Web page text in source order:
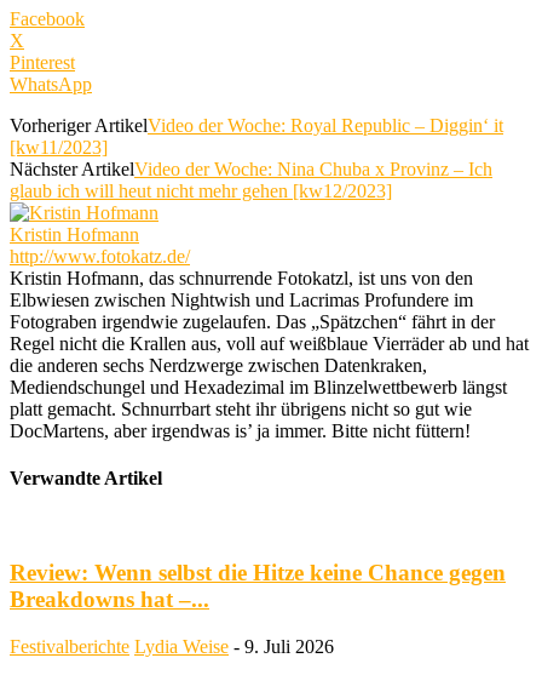
Facebook
X
Pinterest
WhatsApp
Vorheriger ArtikelVideo der Woche: Royal Republic – Diggin‘ it
[kw11/2023]
Nächster ArtikelVideo der Woche: Nina Chuba x Provinz – Ich
glaub ich will heut nicht mehr gehen [kw12/2023]
Kristin Hofmann
http://www.fotokatz.de/
Kristin Hofmann, das schnurrende Fotokatzl, ist uns von den
Elbwiesen zwischen Nightwish und Lacrimas Profundere im
Fotograben irgendwie zugelaufen. Das „Spätzchen“ fährt in der
Regel nicht die Krallen aus, voll auf weißblaue Vierräder ab und hat
die anderen sechs Nerdzwerge zwischen Datenkraken,
Mediendschungel und Hexadezimal im Blinzelwettbewerb längst
platt gemacht. Schnurrbart steht ihr übrigens nicht so gut wie
DocMartens, aber irgendwas is’ ja immer. Bitte nicht füttern!
Verwandte Artikel
Review: Wenn selbst die Hitze keine Chance gegen
Breakdowns hat –...
Festivalberichte Lydia Weise - 9. Juli 2026